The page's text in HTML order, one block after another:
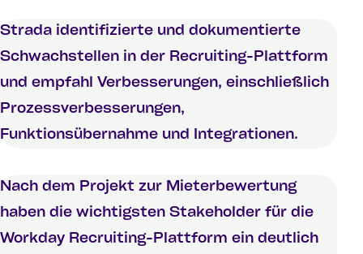
Strada identifizierte und dokumentierte
Schwachstellen in der Recruiting-Plattform
und empfahl Verbesserungen, einschließlich
Prozessverbesserungen,
Funktionsübernahme und Integrationen.
Nach dem Projekt zur Mieterbewertung
haben die wichtigsten Stakeholder für die
Workday Recruiting-Plattform ein deutlich